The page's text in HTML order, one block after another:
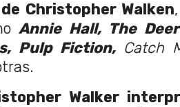
Christopher Walken
Annie Hall, The
Pulp Fiction,Catch
Walker